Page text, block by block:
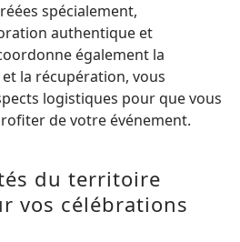
spécialement,
authentique et
également la
la récupération, vous
logistiques pour que vous
de votre événement.
du territoire
vos célébrations